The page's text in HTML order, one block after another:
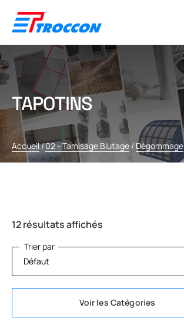
TAPOTINS
Accueil/02 - Tamisage Blutage / Dégommage
12 résultats affichés
Trier par
Trier par
Voir les Catégories